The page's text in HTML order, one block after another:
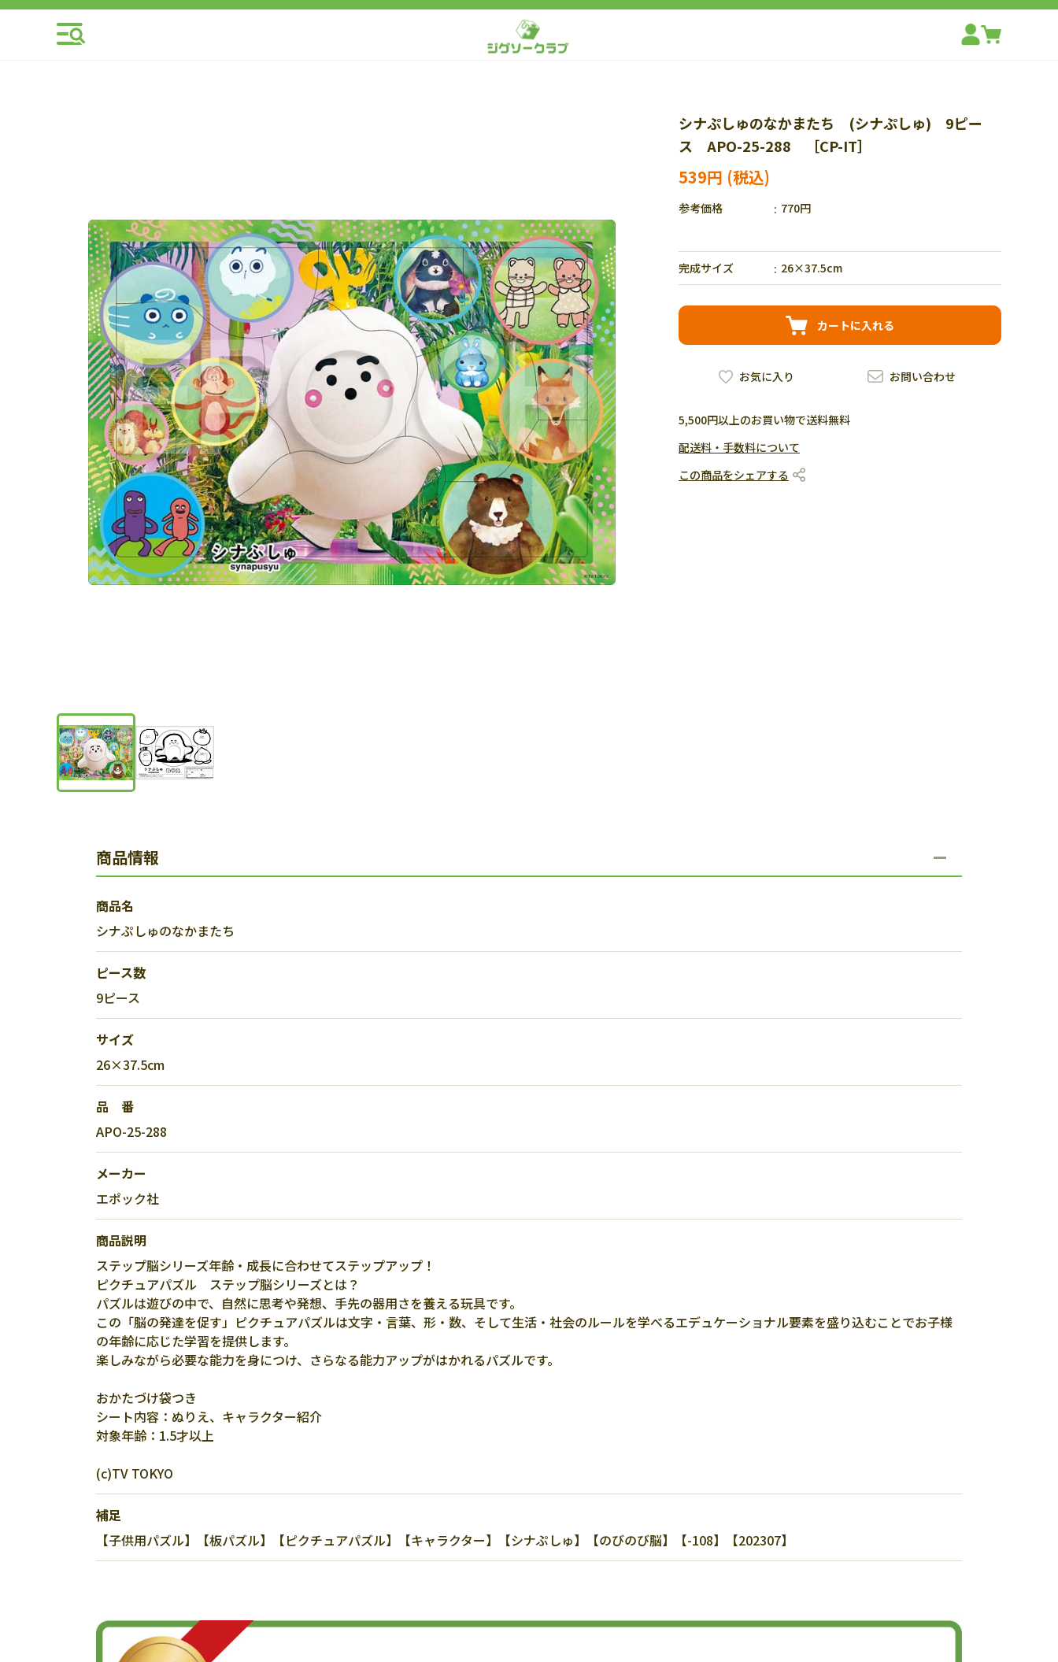
シナぷしゅのなかまたち (シナぷしゅ) 9ピー
ス APO-25-288 ［CP-IT］
539円
参考価格 770円
完成サイズ 26×37.5cm
カートに入れる
お問い合わせ
お気に入り
5,500円以上のお買い物で送料無料
配送料・手数料について
この商品をシェアする
商品情報
商品名
シナぷしゅのなかまたち
ピース数
9ピース
サイズ
26×37.5cm
品 番
APO-25-288
メーカー
エポック社
商品説明
ステップ脳シリーズ年齢・成長に合わせてステップアップ！
ピクチュアパズル ステップ脳シリーズとは？
パズルは遊びの中で、自然に思考や発想、手先の器用さを養える玩具です。
この「脳の発達を促す」ピクチュアパズルは文字・言葉、形・数、そして生活・社会のルールを学べるエデュケーショナル要素を盛り込むことでお子様
の年齢に応じた学習を提供します。
楽しみながら必要な能力を身につけ、さらなる能力アップがはかれるパズルです。
おかたづけ袋つき
シート内容：ぬりえ、キャラクター紹介
対象年齢：1.5才以上
(c)TV TOKYO
補足
【子供用パズル】【板パズル】【ピクチュアパズル】【キャラクター】【シナぷしゅ】【のびのび脳】【-108】【202307】